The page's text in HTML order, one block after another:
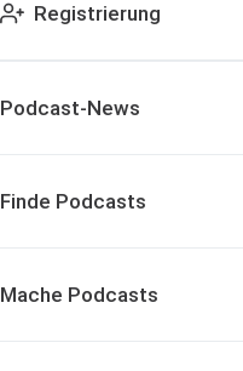
Registrierung
Podcast-News
Finde Podcasts
Mache Podcasts